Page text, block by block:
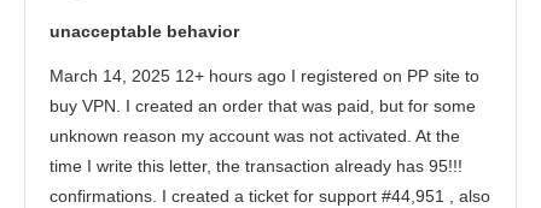
Потребителска поддръжка
unacceptable behavior
March 14, 2025 12+ hours ago I registered on PP site to
buy VPN. I created an order that was paid, but for some
unknown reason my account was not activated. At the
time I write this letter, the transaction already has 95!!!
confirmations. I created a ticket for support #44,951 , also